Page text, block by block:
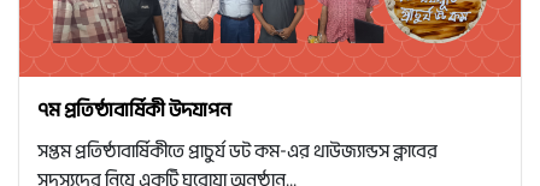
৭ম প্রতিষ্ঠাবার্ষিকী উদযাপন
সপ্তম প্রতিষ্ঠাবার্ষিকীতে প্রাচুর্য ডট কম-এর থাউজ্যান্ডস ক্লাবের
সদস্যদের নিয়ে একটি ঘরোয়া অনুষ্ঠান...